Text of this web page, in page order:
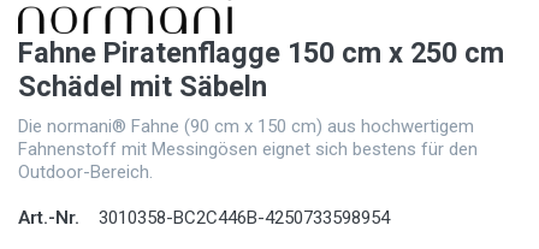
Fahne Piratenflagge 150 cm x 250 cm
Schädel mit Säbeln
Die normani® Fahne (90 cm x 150 cm) aus hochwertigem
Fahnenstoff mit Messingösen eignet sich bestens für den
Outdoor-Bereich.
Art.-Nr. 3010358-BC2C446B-4250733598954